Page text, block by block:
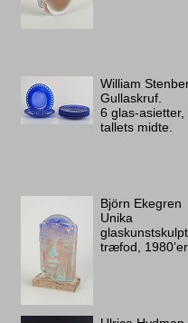
William
Gullaskruf.
6 glas-asietter,
tallets midte.
Björn Ekegren
Unika
træfod,